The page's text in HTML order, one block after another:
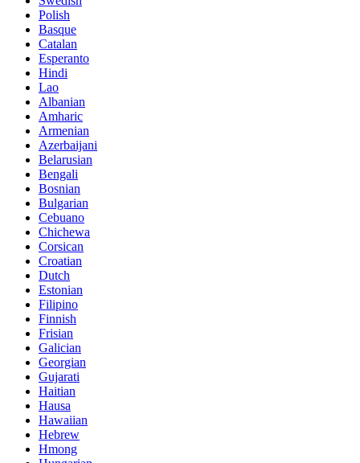
Polish
Basque
Catalan
Esperanto
Hindi
Lao
Albanian
Amharic
Armenian
Azerbaijani
Belarusian
Bengali
Bosnian
Bulgarian
Cebuano
Chichewa
Corsican
Croatian
Dutch
Estonian
Filipino
Finnish
Frisian
Galician
Georgian
Gujarati
Haitian
Hausa
Hawaiian
Hebrew
Hmong